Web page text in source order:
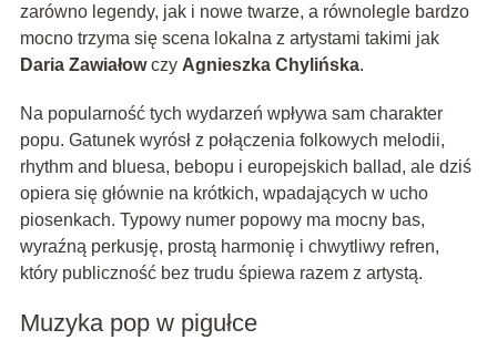
zarówno legendy, jak i nowe twarze, a równolegle bardzo
mocno trzyma się scena lokalna z artystami takimi jak
Daria Zawiałowczy Agnieszka Chylińska.
Na popularność tych wydarzeń wpływa sam charakter
popu. Gatunek wyrósł z połączenia folkowych melodii,
rhythm and bluesa, bebopu i europejskich ballad, ale dziś
opiera się głównie na krótkich, wpadających w ucho
piosenkach. Typowy numer popowy ma mocny bas,
wyraźną perkusję, prostą harmonię i chwytliwy refren,
który publiczność bez trudu śpiewa razem z artystą.
Muzyka pop w pigułce